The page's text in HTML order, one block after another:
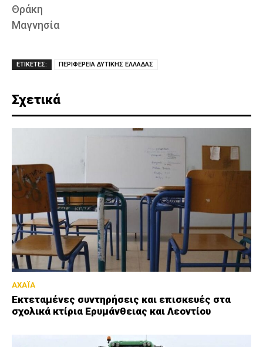
Θράκη
Μαγνησία
ΕΤΙΚΕΤΕΣ: ΠΕΡΙΦΕΡΕΙΑ ΔΥΤΙΚΗΣ ΕΛΛΑΔΑΣ
Σχετικά
ΑΧΑΪΑ
Εκτεταμένες συντηρήσεις και επισκευές στα
σχολικά κτίρια Ερυμάνθειας και Λεοντίου